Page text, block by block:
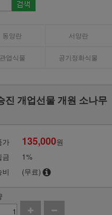
동양란 서양란
관엽식물 공기정화식물
개업선물 개원 소나무
가 135,000원
금
1%
(무료)